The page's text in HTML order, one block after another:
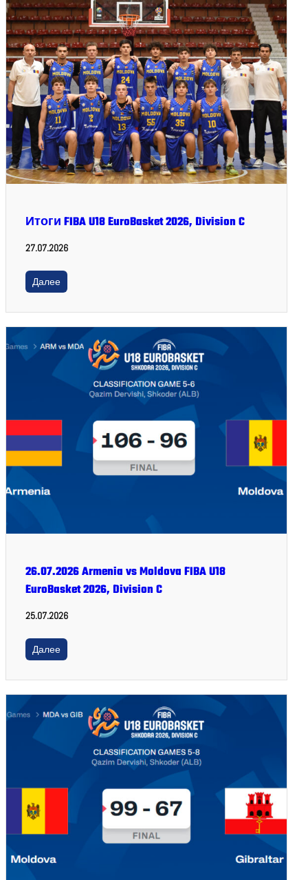
Итоги FIBA U18 EuroBasket 2026, Division C
27.07.2026
Далее
26.07.2026 Armenia vs Moldova FIBA U18
EuroBasket 2026, Division C
25.07.2026
Далее